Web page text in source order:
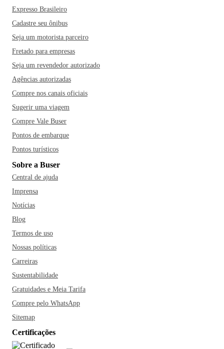
Expresso Brasileiro
Cadastre seu ônibus
Seja um motorista parceiro
Fretado para empresas
Seja um revendedor autorizado
Agências autorizadas
Compre nos canais oficiais
Sugerir uma viagem
Compre Vale Buser
Pontos de embarque
Pontos turísticos
Sobre a Buser
Central de ajuda
Imprensa
Notícias
Blog
Termos de uso
Nossas políticas
Carreiras
Sustentabilidade
Gratuidades e Meia Tarifa
Compre pelo WhatsApp
Sitemap
Certificações